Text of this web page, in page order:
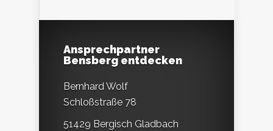
Ansprechpartner
Bensberg entdecken
Bernhard Wolf
Schloßstraße 78
51429 Bergisch Gladbach